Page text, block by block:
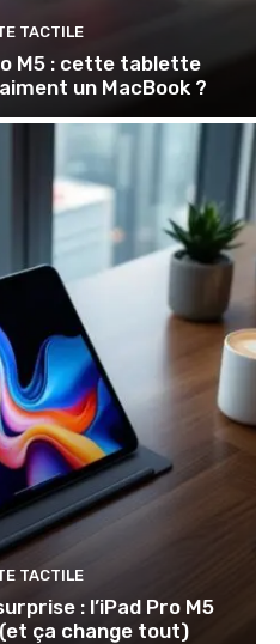
TACTILE
M5 : cette tablette
un MacBook ?
TACTILE
: l’iPad Pro M5
ça change tout)